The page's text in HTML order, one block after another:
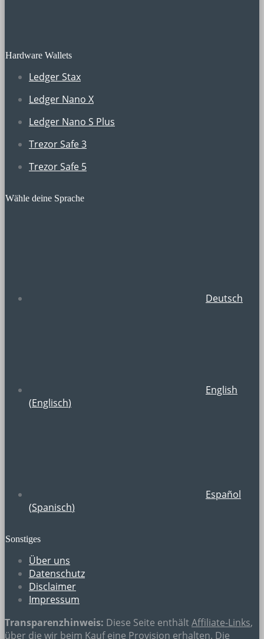
Hardware Wallets
Ledger Stax
Ledger Nano X
Ledger Nano S Plus
Trezor Safe 3
Trezor Safe 5
Wähle deine Sprache
Deutsch
English
(Englisch)
Español
(Spanisch)
Sonstiges
Über uns
Datenschutz
Disclaimer
Impressum
Transparenzhinweis: Diese Seite enthältAffiliate-Links,
über die wir beim Kauf eine Provision erhalten. Die